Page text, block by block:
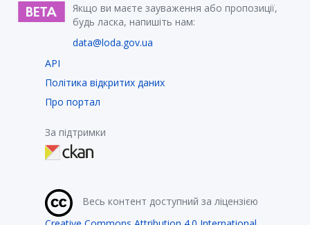
Якщо ви маєте зауваження або пропозиції,
будь ласка, напишіть нам:
data@loda.gov.ua
API
Політика відкритих даних
Про портал
За підтримки
Весь контент доступний за ліцензією